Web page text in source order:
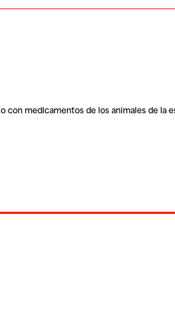
medicamentos de los animales de la